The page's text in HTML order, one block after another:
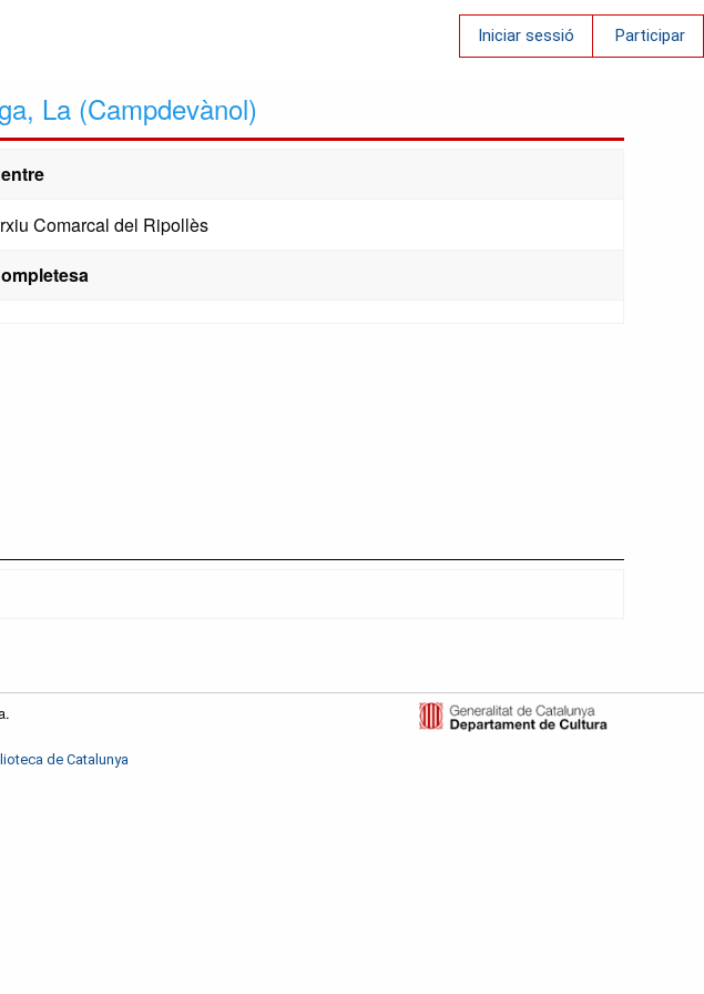
Iniciar sessió Participar
La (Campdevànol)
Comarcal del Ripollès
de Catalunya